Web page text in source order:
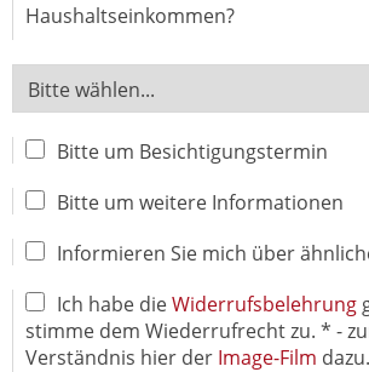
Haushaltseinkommen?
Bitte um Besichtigungstermin
Bitte um weitere Informationen
Informieren Sie mich über
Ich habe dieWiderrufsbelehrung
stimme dem Wiederrufrecht zu. * -
Verständnis hier der Image-Film